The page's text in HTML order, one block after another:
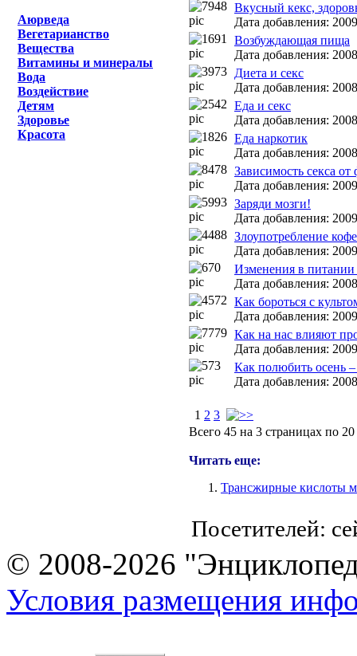
Аюрведа
Вегетарианство
Вещества
Витамины и минералы
Вода
Воздействие
Детям
Здоровье
Красота
Вкусный кекс,
Дата добавления:
Возбуждающая пища
Дата добавления:
Диета и секс
Дата добавления:
Еда и секс
Дата добавления:
Еда наркотик
Дата добавления:
Зависимость секса от
Дата добавления:
Заряди мозги!
Дата добавления:
Злоупотребление
Дата добавления:
Изменения в питании
Дата добавления:
Как бороться с
Дата добавления:
Как на нас влияют
Дата добавления:
Как полюбить осень –
Дата добавления:
1 2 3
Всего 45 на 3 страницах по
Читать еще:
Трансжирные кислоты
Посетителей:
© 2008-2026
Условия размещения